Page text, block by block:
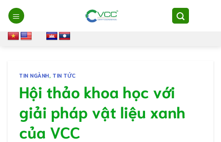
Chuyển
đến
nội
dung
TIN NGÀNH,TIN TỨC
Hội thảo khoa học với
giải pháp vật liệu xanh
của VCC